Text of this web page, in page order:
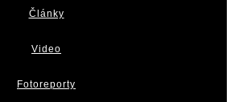
Články
Video
Fotoreporty